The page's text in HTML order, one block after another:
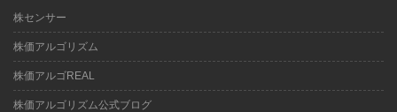
株センサー
株価アルゴリズム
株価アルゴREAL
株価アルゴリズム公式ブログ